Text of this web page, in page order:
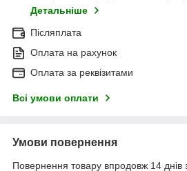
Детальніше
Післяплата
Оплата на рахунок
Оплата за реквізитами
Всі умови оплати
Умови повернення
Повернення товару впродовж 14 днів